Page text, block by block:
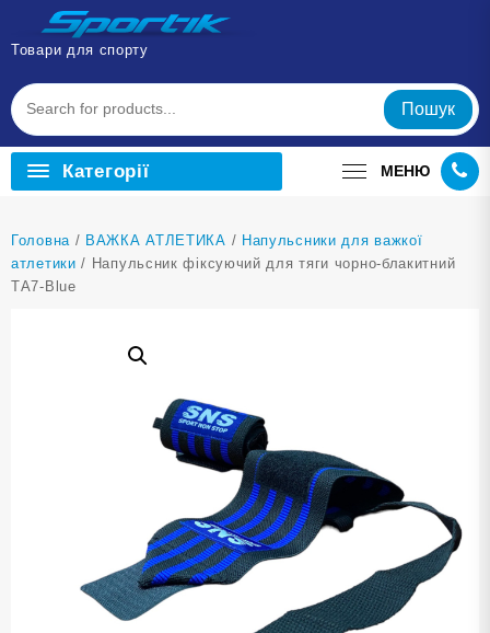
Перейти
вмісту
Товари для спорту
Пошук
Категорії МЕНЮ
Головна / ВАЖКА АТЛЕТИКА / Напульсники для важкої
атлетики / Напульсник фіксуючий для тяги чорно-блакитний
ТА7-Blue